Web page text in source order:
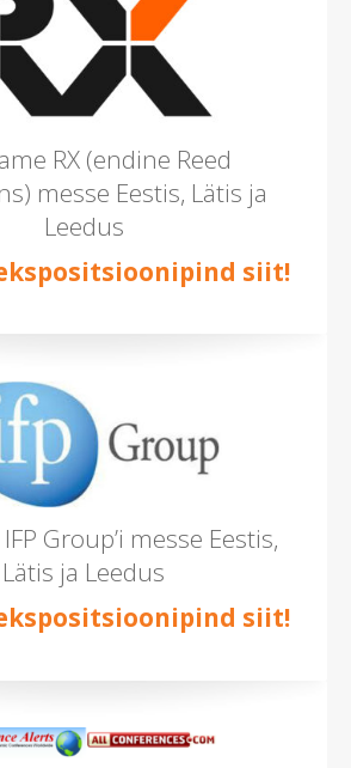
RX (endine Reed
messe Eestis, Lätis ja
Leedus
siit!
Group’i messe Eestis,
Lätis ja Leedus
siit!